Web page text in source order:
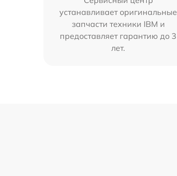
устанавливает оригинальные
запчасти техники IBM и
предоставляет гарантию до 3
лет.